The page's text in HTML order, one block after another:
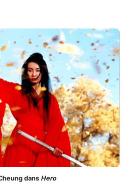
dans Hero